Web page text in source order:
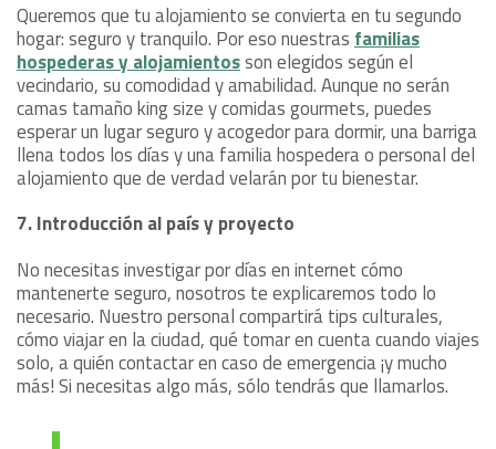
Queremos que tu alojamiento se convierta en tu segundo
hogar: seguro y tranquilo. Por eso nuestrasfamilias
hospederas y alojamientosson elegidos según el
vecindario, su comodidad y amabilidad. Aunque no serán
camas tamaño king size y comidas gourmets, puedes
esperar un lugar seguro y acogedor para dormir, una barriga
llena todos los días y una familia hospedera o personal del
alojamiento que de verdad velarán por tu bienestar.
7. Introducción al país y proyecto
No necesitas investigar por días en internet cómo
mantenerte seguro, nosotros te explicaremos todo lo
necesario. Nuestro personal compartirá tips culturales,
cómo viajar en la ciudad, qué tomar en cuenta cuando viajes
solo, a quién contactar en caso de emergencia ¡y mucho
más! Si necesitas algo más, sólo tendrás que llamarlos.